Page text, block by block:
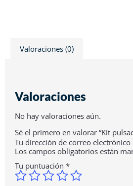
Valoraciones (0)
Valoraciones
No hay valoraciones aún.
Sé el primero en valorar “Kit
Tu dirección de correo electrónico
Los campos obligatorios están
Tu puntuación *